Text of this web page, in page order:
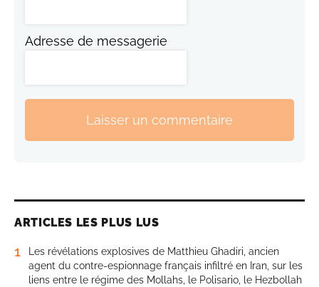
Adresse de messagerie
Laisser un commentaire
ARTICLES LES PLUS LUS
1
Les révélations explosives de Matthieu Ghadiri, ancien
agent du contre-espionnage français infiltré en Iran, sur les
liens entre le régime des Mollahs, le Polisario, le Hezbollah